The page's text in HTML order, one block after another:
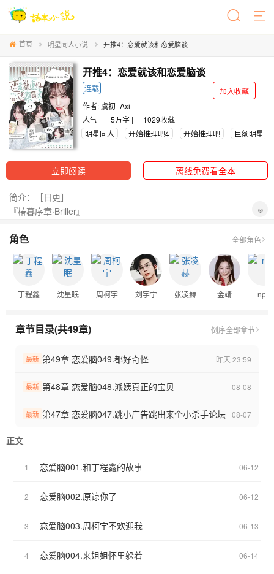
首页 明星同人小说 开推4：恋爱就该和恋爱脑谈
开推4：恋爱就该和恋爱脑谈
连载
加入收藏
作者: 虞初_Axi
人气 |
5万字 | 1029收藏
明星同人
开始推理吧4 开始推理吧 巨额明星
立即阅读 离线免费看全本
简介：［日更］
『椿暮序章·Briller』
【1v4/甜宠恋爱/天然呆/万人迷】
《开推4》终于来了！
结果发现哥哥弟弟们都对她有意思？
某4个男人：喜欢你有什么不对的？
·椿暮序章，栖妄于林野之间·
角色 全部角色
丁程鑫 沈星眠 周柯宇 刘宇宁 张凌赫 金靖 npc
章节目录(共49章) 倒序全部章节
最新 第49章 恋爱脑049.都好奇怪 昨天 23:59
最新 第48章 恋爱脑048.派姨真正的宝贝 08-08
最新 第47章 恋爱脑047.跳小广告跳出来个小杀手论坛 08-07
正文
1 恋爱脑001.和丁程鑫的故事 06-12
2 恋爱脑002.原谅你了 06-12
3 恋爱脑003.周柯宇不欢迎我 06-13
4 恋爱脑004.来姐姐怀里躲着 06-14